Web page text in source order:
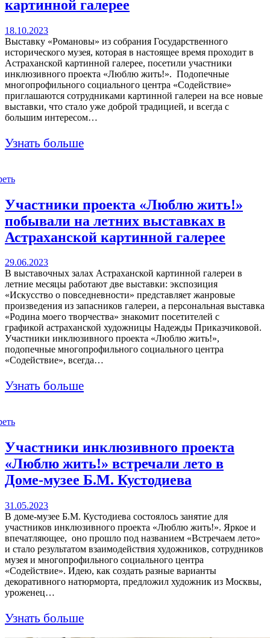
картинной галерее
18.10.2023
Выставку «Романовы» из собрания Государственного
исторического музея, которая в настоящее время проходит в
Астраханской картинной галерее, посетили участники
инклюзивного проекта «Люблю жить!». Подопечные
многопрофильного социального центра «Содействие»
приглашаются сотрудниками картинной галереи на все новые
выставки, что стало уже доброй традицией, и всегда с
большим интересом…
Узнать больше
Участники проекта «Люблю жить!»
побывали на летних выставках в
Астраханской картинной галерее
29.06.2023
В выставочных залах Астраханской картинной галереи в
летние месяцы работают две выставки: экспозиция
«Искусство о повседневности» представляет жанровые
произведения из запасников галереи, а персональная выставка
«Родина моего творчества» знакомит посетителей с
графикой астраханской художницы Надежды Приказчиковой.
Участники инклюзивного проекта «Люблю жить!»,
подопечные многопрофильного социального центра
«Содействие», всегда…
Узнать больше
Участники инклюзивного проекта
«Люблю жить!» встречали лето в
Доме-музее Б.М. Кустодиева
31.05.2023
В доме-музее Б.М. Кустодиева состоялось занятие для
участников инклюзивного проекта «Люблю жить!». Яркое и
впечатляющее, оно прошло под названием «Встречаем лето»
и стало результатом взаимодействия художников, сотрудников
музея и многопрофильного социального центра
«Содействие». Идею, как создать разные варианты
декоративного натюрморта, предложил художник из Москвы,
уроженец…
Узнать больше